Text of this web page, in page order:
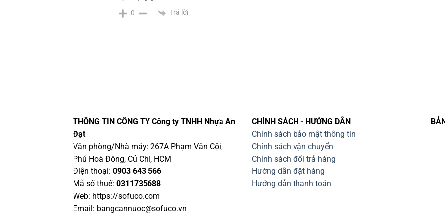
0 Trả lời
THÔNG TIN CÔNG TY Công ty TNHH Nhựa An
Đạt
Văn phòng/Nhà máy: 267A Phạm Văn Cội,
Phú Hoà Đông, Củ Chi, HCM
Điện thoại: 0903 643 566
Mã số thuế: 0311735688
Web: https://sofuco.com
Email: bangcannuoc@sofuco.vn
CHÍNH SÁCH - HƯỚNG DẪN
Chính sách bảo mật thông tin
Chính sách vận chuyển
Chính sách đổi trả hàng
Hướng dẫn đặt hàng
Hướng dẫn thanh toán